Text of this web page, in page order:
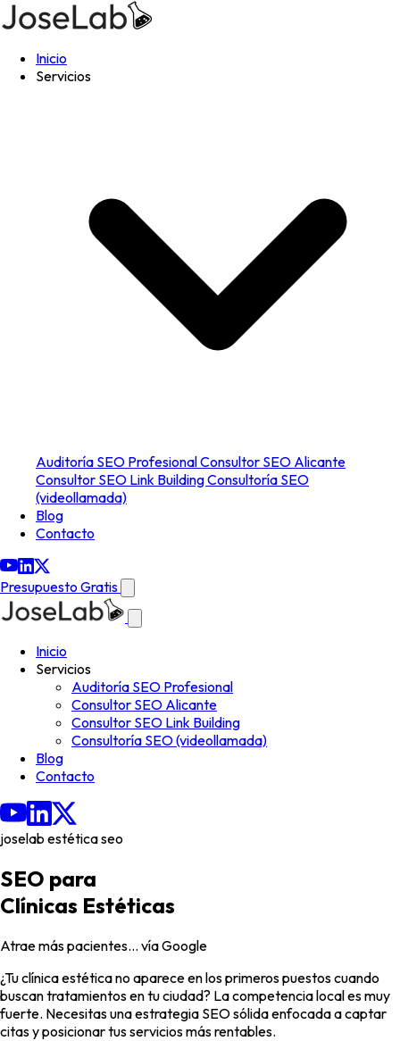
Inicio
Servicios
Auditoría SEO ProfesionalConsultor SEO Alicante
Consultor SEO Link BuildingConsultoría SEO
(videollamada)
Blog
Contacto
Presupuesto Gratis
Inicio
Servicios
Auditoría SEO Profesional
Consultor SEO Alicante
Consultor SEO Link Building
Consultoría SEO (videollamada)
Blog
Contacto
joselab estética seo
SEO para
Clínicas Estéticas
Atrae más pacientes… vía Google
¿Tu clínica estética no aparece en los primeros puestos cuando
buscan tratamientos en tu ciudad? La competencia local es muy
fuerte. Necesitas una estrategia SEO sólida enfocada a captar
citas y posicionar tus servicios más rentables.